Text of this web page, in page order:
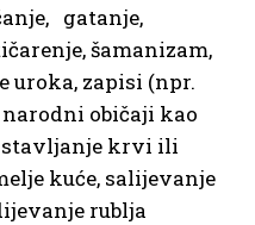
gatanje,
šamanizam,
uroka, zapisi (npr.
običaji kao
stavljanje krvi ili
kuće, salijevanje
rublja